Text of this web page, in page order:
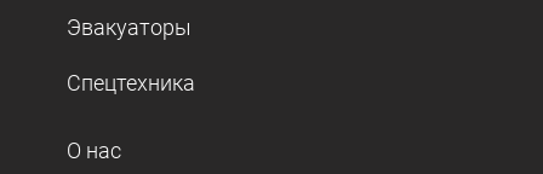
Эвакуаторы
Спецтехника
О нас